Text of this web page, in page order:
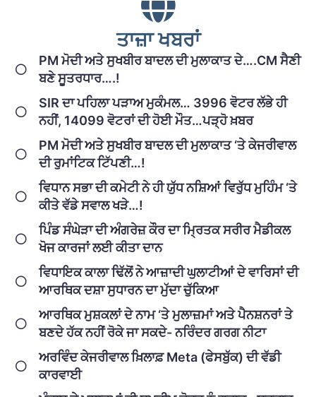
ਤਾਜ਼ਾ ਖਬਰਾਂ
PM ਮੋਦੀ ਅਤੇ ਸੁਖਬੀਰ ਬਾਦਲ ਦੀ ਮੁਲਾਕਾਤ ਦੇ….CM ਸੈਣੀ
ਬਣੇ ਸੂਤਰਧਾਰ….!
SIR ਦਾ ਪਹਿਲਾ ਪੜਾਅ ਮੁਕੰਮਲ… 3996 ਵੋਟਰ ਲੱਭੇ ਹੀ
ਨਹੀਂ, 14099 ਵੋਟਰਾਂ ਦੀ ਹੋਈ ਮੌਤ…ਪੜ੍ਹੋ ਖ਼ਬਰ
PM ਮੋਦੀ ਅਤੇ ਸੁਖਬੀਰ ਬਾਦਲ ਦੀ ਮੁਲਾਕਾਤ ‘ਤੇ ਕੇਜਰੀਵਾਲ
ਦੀ ਰੁਮਾਂਟਿਕ ਟਿੱਪਣੀ…!
ਵਿਧਾਨ ਸਭਾ ਦੀ ਕਮੇਟੀ ਨੇ ਹੀ ਯੁੱਧ ਨਸ਼ਿਆਂ ਵਿਰੁੱਧ ਮੁਹਿੰਮ ‘ਤੇ
ਕੀਤੇ ਵੱਡੇ ਸਵਾਲ ਖੜੇ…!
ਪਿੰਡ ਸੰਘੇੜਾ ਦੀ ਅੰਗਰੇਜ਼ ਕੌਰ ਦਾ ਮ੍ਰਿਤਕ ਸਰੀਰ ਮੈਡੀਕਲ
ਖੋਜ ਕਾਰਜਾਂ ਲਈ ਕੀਤਾ ਦਾਨ
ਵਿਧਾਇਕ ਕਾਲਾ ਢਿੱਲੋਂ ਨੇ ਆਜ਼ਾਦੀ ਘੁਲਾਟੀਆਂ ਦੇ ਵਾਰਿਸਾਂ ਦੀ
ਆਰਥਿਕ ਦਸ਼ਾ ਸੁਧਾਰਨ ਦਾ ਮੁੱਦਾ ਚੁੱਕਿਆ
ਆਰਥਿਕ ਮੁਸ਼ਕਲਾਂ ਦੇ ਨਾਮ ‘ਤੇ ਮੁਲਾਜ਼ਮਾਂ ਅਤੇ ਪੈਨਸ਼ਨਰਾਂ ਤੇ
ਬਣਦੇ ਹੱਕ ਨਹੀਂ ਰੋਕੇ ਜਾ ਸਕਦੇ- ਨਰਿੰਦਰ ਗਰਗ ਨੀਟਾ
ਅਰਵਿੰਦ ਕੇਜਰੀਵਾਲ ਖ਼ਿਲਾਫ਼ Meta (ਫੇਸਬੁੱਕ) ਦੀ ਵੱਡੀ
ਕਾਰਵਾਈ